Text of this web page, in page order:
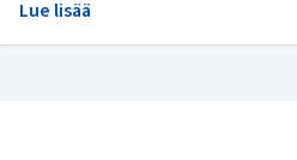
Lue lisää